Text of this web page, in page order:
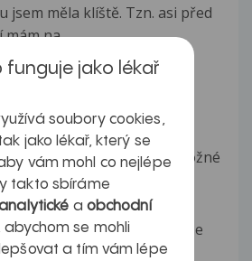
jsem měla klíště. Tzn. asi před
na...
a chci se zeptat Před
vyndal...
se Vás zeptala, jetsli je možné
jsem byla v kontaktu se
ze...
funguje jako lékař
soubory cookies,
jako lékař, který se
vám mohl co nejlépe
takto sbíráme
a obchodní
se mohli
a tím vám lépe